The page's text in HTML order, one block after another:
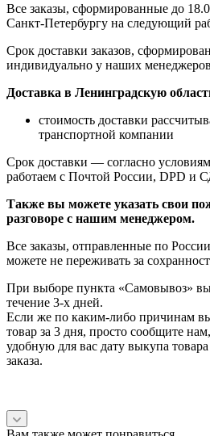
Все заказы, сформированные до
Санкт-Петербургу на следующий
Срок доставки заказов,
индивидуально у наших
Доставка в Ленинградскую
стоимость доставки
транспортной компании
Срок доставки — согласно
работаем с Почтой России, DPD и
Также вы можете указать свои
разговоре с нашим менеджером.
Все заказы, отправленные по
можете не переживать за
При выборе пункта «Самовывоз» вы
течение 3-х дней.
Если же по каким-либо причинам вы
товар за 3 дня, просто сообщите
удобную для вас дату выкупа
заказа.